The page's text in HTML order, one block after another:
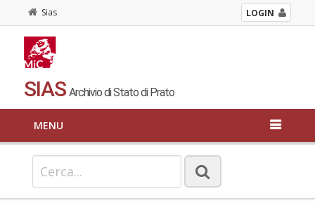
Sias LOGIN
SIAS Archivio di Stato di Prato
MENU